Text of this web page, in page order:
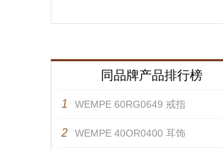
同品牌产品排行榜
1 WEMPE 60RG0649 戒指
2 WEMPE 40OR0400 耳饰